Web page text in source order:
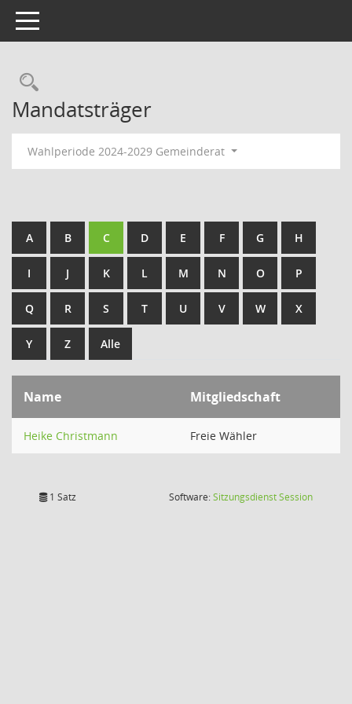
Toggle navigation
Rechercheauswahl
Mandatsträger
Wahlperiode 2024-2029 Gemeinderat
A B C D E F G H
I J K L M N O P
Q R S T U V W X
Y Z Alle
Name Mitgliedschaft
Heike Christmann Freie Wähler
1 Satz Software:SitzungsdienstSession(Wird in